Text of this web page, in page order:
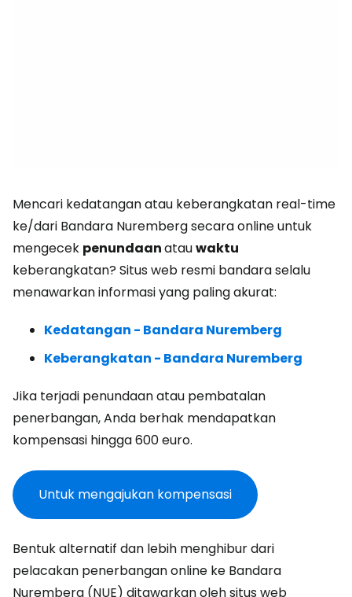
Mencari kedatangan atau keberangkatan real-time
ke/dari Bandara Nuremberg secara online untuk
mengecek penundaanatauwaktu
keberangkatan? Situs web resmi bandara selalu
menawarkan informasi yang paling akurat:
Kedatangan - Bandara Nuremberg
Keberangkatan - Bandara Nuremberg
Jika terjadi penundaan atau pembatalan
penerbangan, Anda berhak mendapatkan
kompensasi hingga 600 euro.
Untuk mengajukan kompensasi
Bentuk alternatif dan lebih menghibur dari
pelacakan penerbangan online ke Bandara
Nuremberg (NUE) ditawarkan oleh situs web